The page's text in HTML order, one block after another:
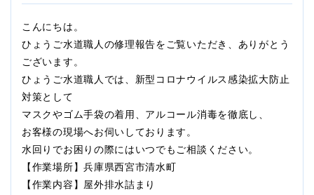
こんにちは。
ひょうご水道職人の修理報告をご覧いただき、ありがとう
ございます。
ひょうご水道職人では、新型コロナウイルス感染拡大防止
対策として
マスクやゴム手袋の着用、アルコール消毒を徹底し、
お客様の現場へお伺いしております。
水回りでお困りの際にはいつでもご相談ください。
【作業場所】兵庫県西宮市清水町
【作業内容】屋外排水詰まり